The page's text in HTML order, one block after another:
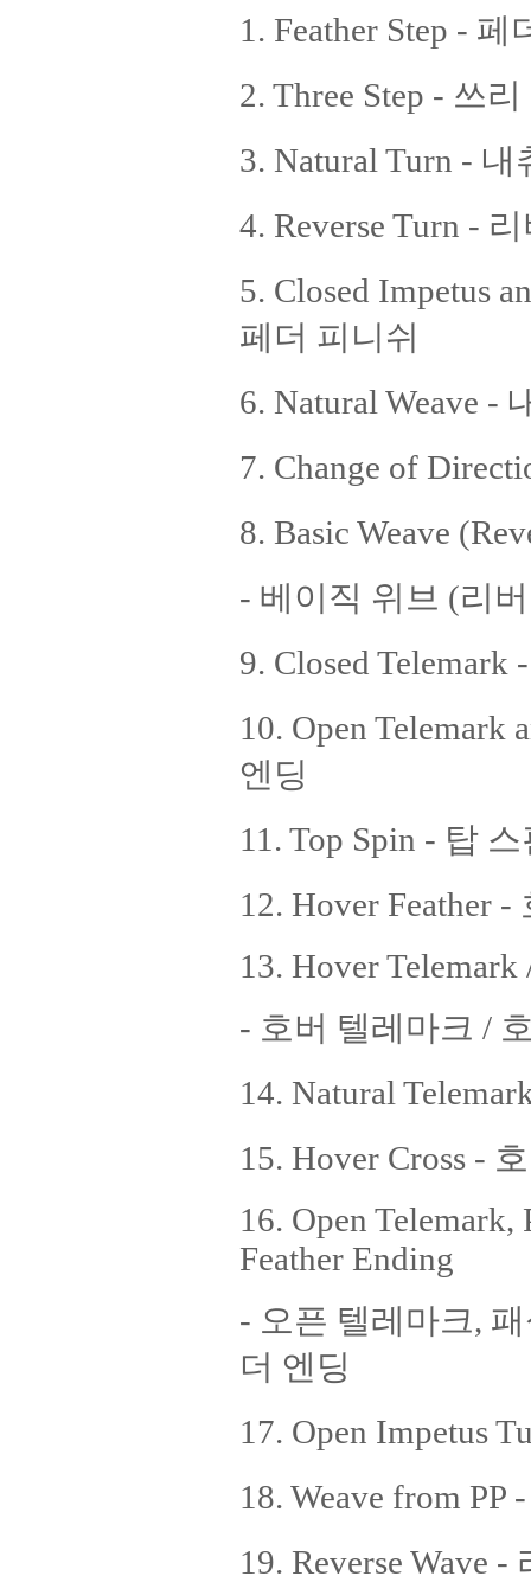
1. Feather Step - 페
2. Three Step - 쓰
3. Natural Turn - 내
4. Reverse Turn -
5. Closed Impetus
페더 피니쉬
6. Natural Weave -
7. Change of
8. Basic Weave
- 베이직 위브 (리
9. Closed
10. Open Telemark
엔딩
11. Top Spin - 탑
12. Hover Feather -
13. Hover Telemark
- 호버 텔레마크 /
14. Natural
15. Hover Cross -
16. Open
Feather Ending
- 오픈 텔레마크,
더 엔딩
17. Open Impetus
18. Weave from PP
19. Reverse Wave